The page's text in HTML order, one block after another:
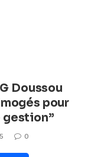
Doussou
pour
gestion”
0